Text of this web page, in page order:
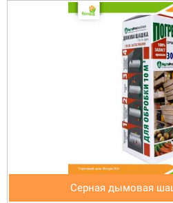
Серная дымовая